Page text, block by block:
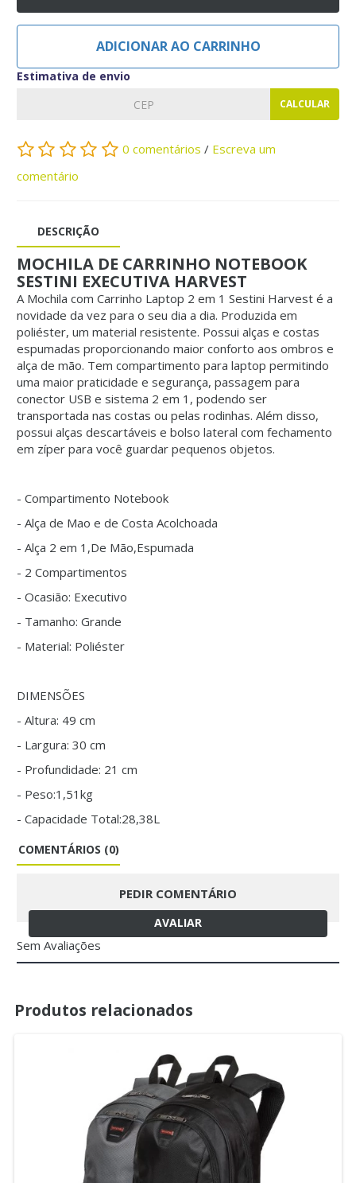
ADICIONAR AO CARRINHO
Estimativa de envio
CALCULAR
0 comentários / Escreva um
comentário
DESCRIÇÃO
MOCHILA DE CARRINHO NOTEBOOK
SESTINI EXECUTIVA HARVEST
A Mochila com Carrinho Laptop 2 em 1 Sestini Harvest é a
novidade da vez para o seu dia a dia. Produzida em
poliéster, um material resistente. Possui alças e costas
espumadas proporcionando maior conforto aos ombros e
alça de mão. Tem compartimento para laptop permitindo
uma maior praticidade e segurança, passagem para
conector USB e sistema 2 em 1, podendo ser
transportada nas costas ou pelas rodinhas. Além disso,
possui alças descartáveis e bolso lateral com fechamento
em zíper para você guardar pequenos objetos.
- Compartimento Notebook
- Alça de Mao e de Costa Acolchoada
- Alça 2 em 1,De Mão,Espumada
- 2 Compartimentos
- Ocasião: Executivo
- Tamanho: Grande
- Material: Poliéster
DIMENSÕES
- Altura: 49 cm
- Largura: 30 cm
- Profundidade: 21 cm
- Peso:1,51kg
- Capacidade Total:28,38L
COMENTÁRIOS (0)
PEDIR COMENTÁRIO
AVALIAR
Sem Avaliações
Produtos relacionados